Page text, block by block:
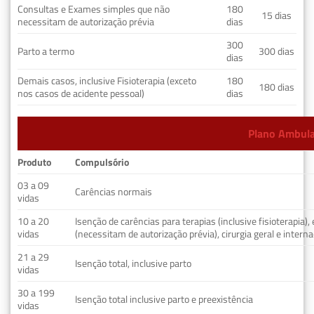
Consultas e Exames simples que não
necessitam de autorização prévia
180
dias
15 dias
Parto a termo
300
dias
300 dias
Demais casos, inclusive Fisioterapia (exceto
nos casos de acidente pessoal)
180
dias
180 dias
Plano
Produto
Compulsório
03 a 09
vidas
Carências normais
10 a 20
vidas
Isenção de carências para terapias (inclusive fisioterapia),
(necessitam de autorização prévia), cirurgia geral e
21 a 29
vidas
Isenção total, inclusive parto
30 a 199
vidas
Isenção total inclusive parto e preexistência